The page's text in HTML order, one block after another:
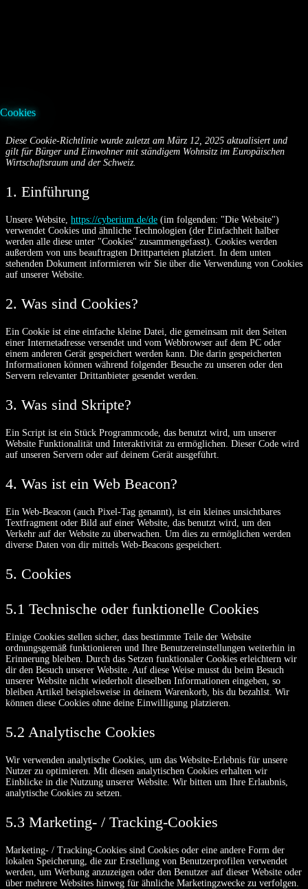
Cookies
Diese Cookie-Richtlinie wurde zuletzt am März 12, 2025 aktualisiert und
gilt für Bürger und Einwohner mit ständigem Wohnsitz im Europäischen
Wirtschaftsraum und der Schweiz.
1. Einführung
Unsere Website, https://cyberium.de/de (im folgenden: "Die Website")
verwendet Cookies und ähnliche Technologien (der Einfachheit halber
werden alle diese unter "Cookies" zusammengefasst). Cookies werden
außerdem von uns beauftragten Drittparteien platziert. In dem unten
stehenden Dokument informieren wir Sie über die Verwendung von Cookies
auf unserer Website.
2. Was sind Cookies?
Ein Cookie ist eine einfache kleine Datei, die gemeinsam mit den Seiten
einer Internetadresse versendet und vom Webbrowser auf dem PC oder
einem anderen Gerät gespeichert werden kann. Die darin gespeicherten
Informationen können während folgender Besuche zu unseren oder den
Servern relevanter Drittanbieter gesendet werden.
3. Was sind Skripte?
Ein Script ist ein Stück Programmcode, das benutzt wird, um unserer
Website Funktionalität und Interaktivität zu ermöglichen. Dieser Code wird
auf unseren Servern oder auf deinem Gerät ausgeführt.
4. Was ist ein Web Beacon?
Ein Web-Beacon (auch Pixel-Tag genannt), ist ein kleines unsichtbares
Textfragment oder Bild auf einer Website, das benutzt wird, um den
Verkehr auf der Website zu überwachen. Um dies zu ermöglichen werden
diverse Daten von dir mittels Web-Beacons gespeichert.
5. Cookies
5.1 Technische oder funktionelle Cookies
Einige Cookies stellen sicher, dass bestimmte Teile der Website
ordnungsgemäß funktionieren und Ihre Benutzereinstellungen weiterhin in
Erinnerung bleiben. Durch das Setzen funktionaler Cookies erleichtern wir
dir den Besuch unserer Website. Auf diese Weise musst du beim Besuch
unserer Website nicht wiederholt dieselben Informationen eingeben, so
bleiben Artikel beispielsweise in deinem Warenkorb, bis du bezahlst. Wir
können diese Cookies ohne deine Einwilligung platzieren.
5.2 Analytische Cookies
Wir verwenden analytische Cookies, um das Website-Erlebnis für unsere
Nutzer zu optimieren. Mit diesen analytischen Cookies erhalten wir
Einblicke in die Nutzung unserer Website. Wir bitten um Ihre Erlaubnis,
analytische Cookies zu setzen.
5.3 Marketing- / Tracking-Cookies
Marketing- / Tracking-Cookies sind Cookies oder eine andere Form der
lokalen Speicherung, die zur Erstellung von Benutzerprofilen verwendet
werden, um Werbung anzuzeigen oder den Benutzer auf dieser Website oder
über mehrere Websites hinweg für ähnliche Marketingzwecke zu verfolgen.